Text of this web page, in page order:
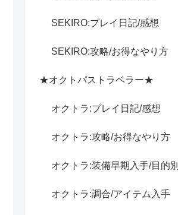
SEKIRO:プレイ日記/感想
SEKIRO:攻略/お得なやり方
★オクトパストラベラー★
オクトラ:プレイ日記/感想
オクトラ:攻略/お得なやり方
オクトラ:装備早期入手/目的別
オクトラ:調合/アイテム入手